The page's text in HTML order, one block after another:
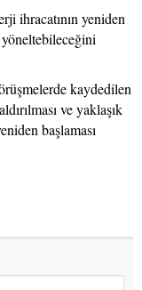
ihracatının yeniden
kaydedilen
ve yaklaşık
başlaması